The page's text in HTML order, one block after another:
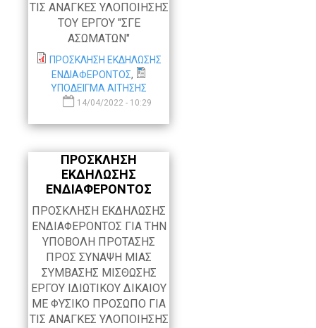
ΤΙΣ ΑΝΑΓΚΕΣ ΥΛΟΠΟΙΗΣΗΣ
ΤΟΥ ΕΡΓΟΥ "ΣΓΕ
ΑΣΩΜΑΤΩΝ"
ΠΡΟΣΚΛΗΣΗ ΕΚΔΗΛΩΣΗΣ
ΕΝΔΙΑΦΕΡΟΝΤΟΣ,
ΥΠΟΔΕΙΓΜΑ ΑΙΤΗΣΗΣ
14/04/2022 - 10:29
ΠΡΟΣΚΛΗΣΗ
ΕΚΔΗΛΩΣΗΣ
ΕΝΔΙΑΦΕΡΟΝΤΟΣ
ΠΡΟΣΚΛΗΣΗ ΕΚΔΗΛΩΣΗΣ
ΕΝΔΙΑΦΕΡΟΝΤΟΣ ΓΙΑ ΤΗΝ
ΥΠΟΒΟΛΗ ΠΡΟΤΑΣΗΣ
ΠΡΟΣ ΣΥΝΑΨΗ ΜΙΑΣ
ΣΥΜΒΑΣΗΣ ΜΙΣΘΩΣΗΣ
ΕΡΓΟΥ ΙΔΙΩΤΙΚΟΥ ΔΙΚΑΙΟΥ
ΜΕ ΦΥΣΙΚΟ ΠΡΟΣΩΠΟ ΓΙΑ
ΤΙΣ ΑΝΑΓΚΕΣ ΥΛΟΠΟΙΗΣΗΣ